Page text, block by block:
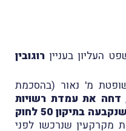
העליון בעניין רוגובין
מ' נאור (בהסכמת
דחה את עמדת רשויות
המס וקבע, כי הוראת-השעה שנקבעה בתיקון 50 לחוק
מקרקעין שנרכשו לפני